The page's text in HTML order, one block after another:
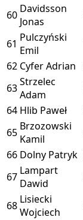
60 Davidsson
Jonas
61 Pulczyński
Emil
62 Cyfer Adrian
63Strzelec
Adam
64 Hlib Paweł
65 Brzozowski
Kamil
66 Dolny Patryk
67 Lampart
Dawid
68 Lisiecki
Wojciech